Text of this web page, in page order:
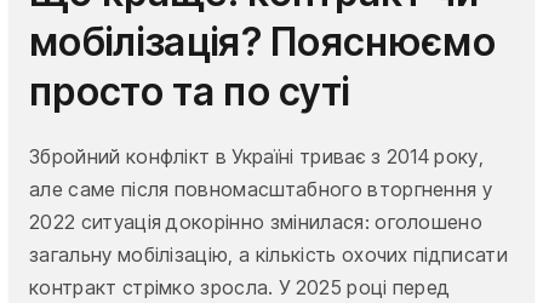
мобілізація? Пояснюємо
просто та по суті
Збройний конфлікт в Україні триває з 2014 року,
але саме після повномасштабного вторгнення у
2022 ситуація докорінно змінилася: оголошено
загальну мобілізацію, а кількість охочих підписати
контракт стрімко зросла. У 2025 році перед